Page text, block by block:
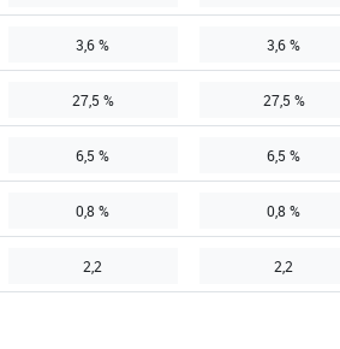
3,6 % 3,6 %
27,5 % 27,5 %
6,5 % 6,5 %
0,8 % 0,8 %
2,2 2,2